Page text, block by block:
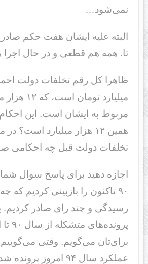
نمی‌شود…
البته علیه ایشان هفت حکم
تا. همه هم قطعی و در حال اجرا
میلیارد
مربوط به ایشان است. این
همین ١٢ هزار میلیارد است؟
تخلفات دولت قبل چه احکامی
اجازه دهید برای پاسخ سوال
٩٠ تاکنون را بازبینی کردیم که
رسیدگی و چند رای صادر کردیم.
برای‌تان می‌گویم. وقتی می‌گوییم
عملکرد سال ٩۴ امروز